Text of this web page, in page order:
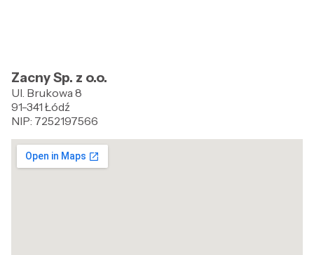
Zacny Sp. z o.o.
Ul. Brukowa 8
91-341 Łódź
NIP: 7252197566